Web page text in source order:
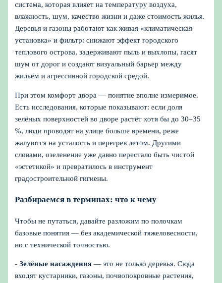
система, которая влияет на температуру воздуха,
влажность, шум, качество жизни и даже стоимость жилья.
Деревья и газоны работают как живая «климатическая
установка» и фильтр: снижают эффект городского
теплового острова, задерживают пыль и выхлопы, гасят
шум от дорог и создают визуальный барьер между
жильём и агрессивной городской средой.
При этом комфорт двора — понятие вполне измеримое.
Есть исследования, которые показывают: если доля
зелёных поверхностей во дворе растёт хотя бы до 30–35
%, люди проводят на улице больше времени, реже
жалуются на усталость и перегрев летом. Другими
словами, озеленение уже давно перестало быть чистой
«эстетикой» и превратилось в инструмент
градостроительной гигиены.
Разбираемся в терминах: что к чему
Чтобы не путаться, давайте разложим по полочкам
базовые понятия — без академической тяжеловесности,
но с технической точностью.
-Зелёные насаждения — это не только деревья. Сюда
входят кустарники, газоны, почвопокровные растения,